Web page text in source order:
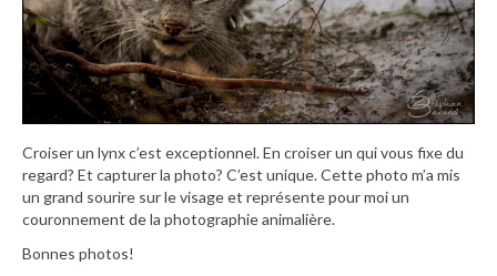
Croiser un lynx c’est exceptionnel. En croiser un qui vous fixe du
regard? Et capturer la photo? C’est unique. Cette photo m’a mis
un grand sourire sur le visage et représente pour moi un
couronnement de la photographie animalière.
Bonnes photos!